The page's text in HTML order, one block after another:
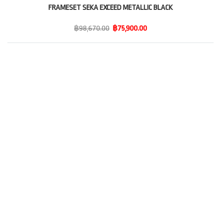
FRAMESET SEKA EXCEED METALLIC BLACK
฿98,670.00 ฿75,900.00